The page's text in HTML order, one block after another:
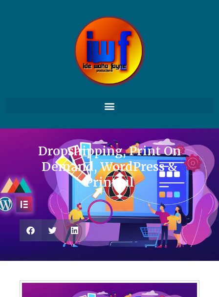
Dropshipping, Print On
Demand, WordPress &
Printful